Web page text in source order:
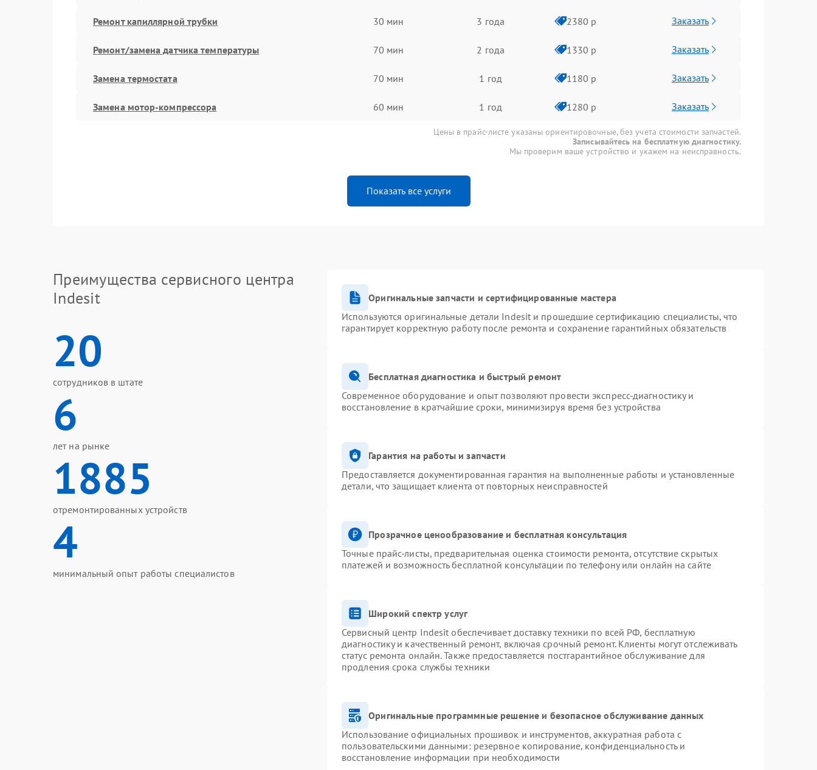
Ремонт капиллярной трубки 30 мин 3 года 2380 р Заказать
Ремонт/замена датчика температуры 70 мин 2 года 1330 р Заказать
Замена термостата 70 мин 1 год 1180 р Заказать
Замена мотор-компрессора 60 мин 1 год 1280 р Заказать
Цены в прайс-листе указаны ориентировочные, без учета стоимости запчастей.
Записывайтесь на бесплатную диагностику.
Мы проверим ваше устройство и укажем на неисправность.
Показать все услуги
Преимущества сервисного центра
Indesit
20
сотрудников в штате
6
лет на рынке
1885
отремонтированных устройств
4
минимальный опыт работы специалистов
Оригинальные запчасти и сертифицированные мастера
Используются оригинальные детали Indesit и прошедшие сертификацию специалисты, что
гарантирует корректную работу после ремонта и сохранение гарантийных обязательств
Бесплатная диагностика и быстрый ремонт
Современное оборудование и опыт позволяют провести экспресс-диагностику и
восстановление в кратчайшие сроки, минимизируя время без устройства
Гарантия на работы и запчасти
Предоставляется документированная гарантия на выполненные работы и установленные
детали, что защищает клиента от повторных неисправностей
Прозрачное ценообразование и бесплатная консультация
Точные прайс-листы, предварительная оценка стоимости ремонта, отсутствие скрытых
платежей и возможность бесплатной консультации по телефону или онлайн на сайте
Широкий спектр услуг
Сервисный центр Indesit обеспечивает доставку техники по всей РФ, бесплатную
диагностику и качественный ремонт, включая срочный ремонт. Клиенты могут отслеживать
статус ремонта онлайн. Также предоставляется постгарантийное обслуживание для
продления срока службы техники
Оригинальные программные решение и безопасное обслуживание данных
Использование официальных прошивок и инструментов, аккуратная работа с
пользовательскими данными: резервное копирование, конфиденциальность и
восстановление информации при необходимости